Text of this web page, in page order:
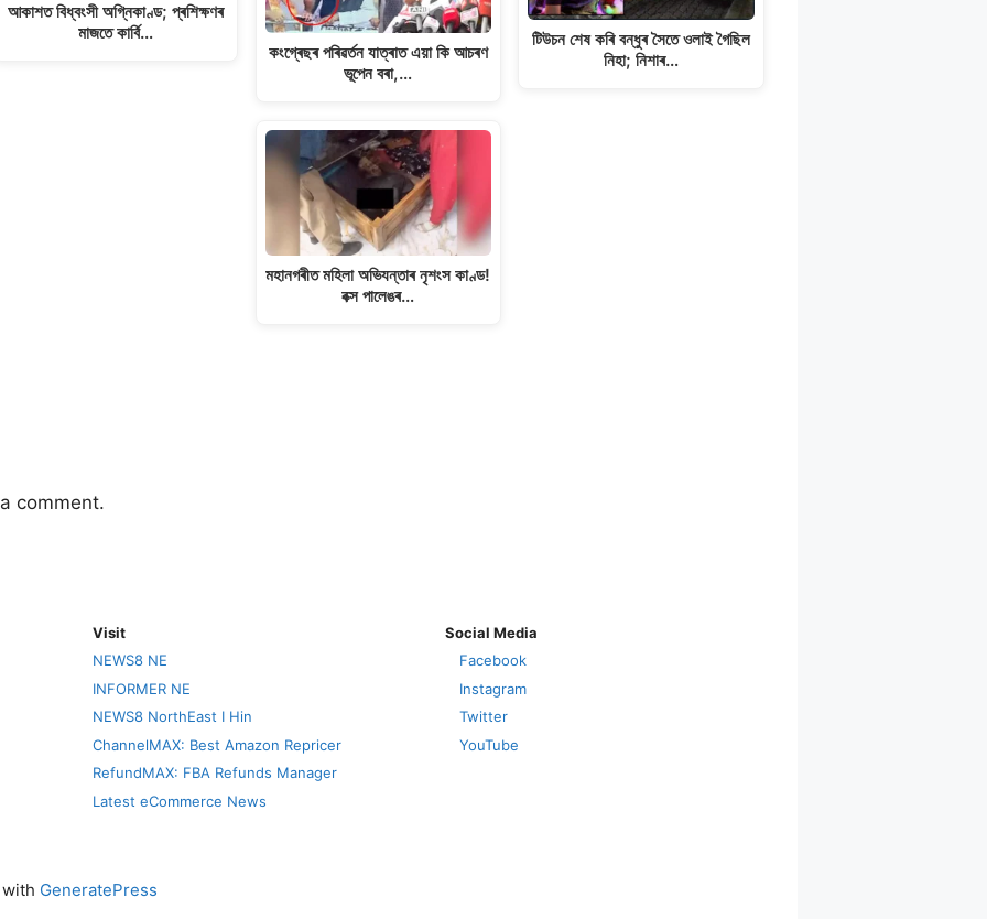
আকাশত বিধ্বংসী অগ্নিকাণ্ড; প্ৰশিক্ষণৰ
মাজতে কাৰ্বি…
কংগ্ৰেছৰ পৰিৱৰ্তন যাত্ৰাত এয়া কি আচৰণ
ভূপেন বৰা,…
মহানগৰীত মহিলা অভিযন্তাৰ নৃশংস কাণ্ড!
বক্স পালেঙৰ…
টিউচন শেষ কৰি বন্ধুৰ সৈতে ওলাই গৈছিল
নিহা; নিশাৰ…
comment.
Visit
NEWS8 NE
INFORMER NE
NEWS8 NorthEast I Hin
ChannelMAX: Best Amazon Repricer
RefundMAX: FBA Refunds Manager
Latest eCommerce News
Social Media
Facebook
Instagram
Twitter
YouTube
GeneratePress